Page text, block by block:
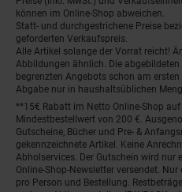
können im Online-Shop abweichen.
Statt- und durchgestrichene Preise
geforderten Verkaufspreis.
Alle Artikel solange der Vorrat reicht!
Abbildungen ähnlich. Die
begrenzten Angebots schon am ersten
Abgabe nur in haushaltsüblichen
**15€ Rabatt im Netto Online-Shop
Mindestbestellwert von 200 €.
Gutscheine, Bücher und Pre- &
gekennzeichnete Artikel. Keine
Abholservices. Der Gutschein wird
Online-Shop-Newsletter versendet.
pro Person und Bestellung.